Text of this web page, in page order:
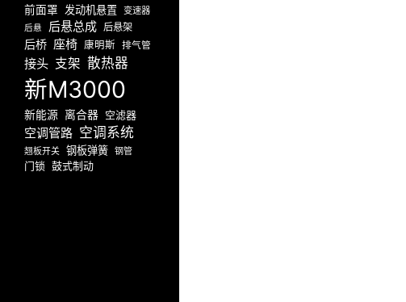
前面罩 发动机悬置 变速器
后悬 后悬总成 后悬架
后桥 座椅 康明斯 排气管
接头 支架 散热器
新M3000
新能源 离合器 空滤器
空调管路 空调系统
翘板开关 钢板弹簧 钢管
门锁 鼓式制动